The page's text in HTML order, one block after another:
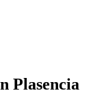
Plasencia